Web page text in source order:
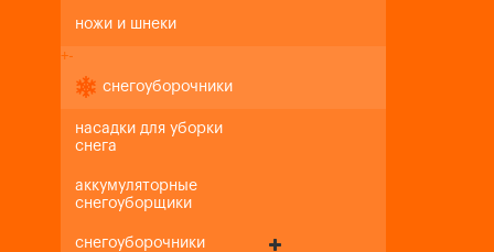
ножи и шнеки
+-
снегоуборочники
насадки для уборки
снега
аккумуляторные
снегоуборщики
снегоуборочники